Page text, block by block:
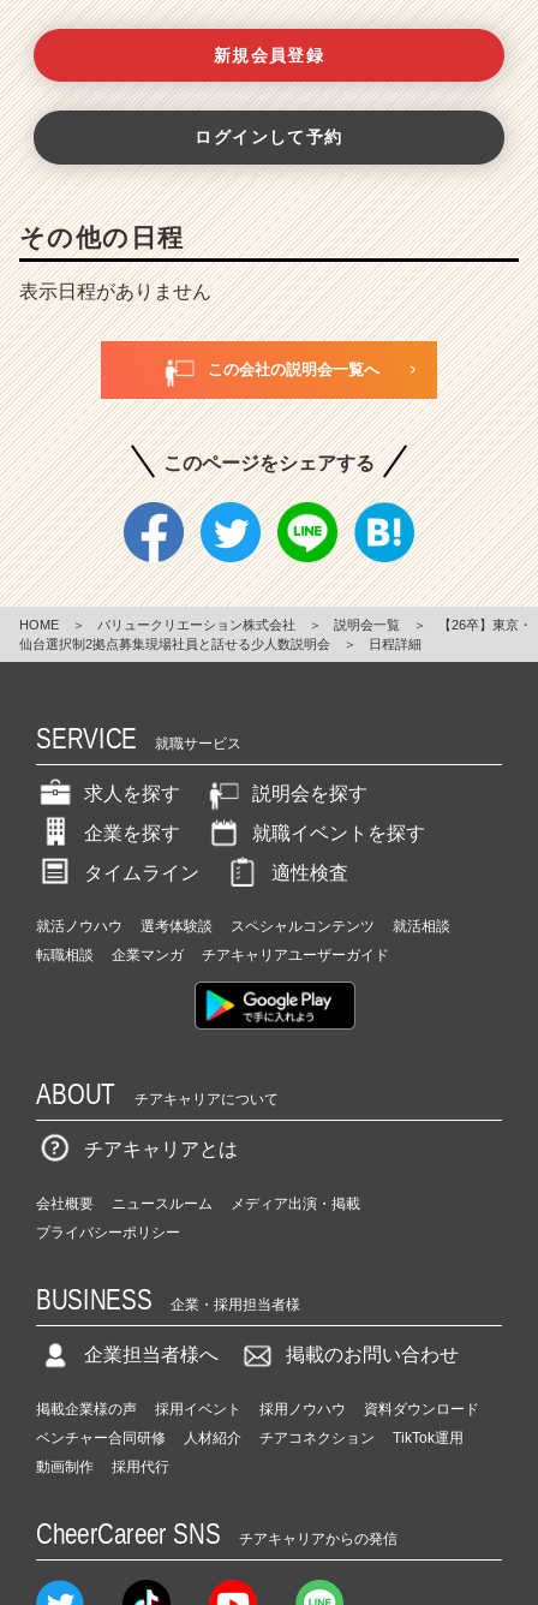
新規会員登録
ログインして予約
その他の日程
表示日程がありません
この会社の説明会一覧へ
このページをシェアする
HOME ＞ バリュークリエーション株式会社 ＞ 説明会一覧 ＞
【26卒】東京・
仙台選択制2拠点募集現場社員と話せる少人数説明会
＞ 日程詳細
SERVICE 就職サービス
求人を探す
説明会を探す
企業を探す
就職イベントを探す
タイムライン
適性検査
就活ノウハウ 選考体験談 スペシャルコンテンツ
就活相談
転職相談
企業マンガ チアキャリアユーザーガイド
ABOUT チアキャリアについて
チアキャリアとは
会社概要 ニュースルーム
メディア出演・掲載
プライバシーポリシー
BUSINESS 企業・採用担当者様
企業担当者様へ 掲載のお問い合わせ
掲載企業様の声 採用イベント 採用ノウハウ
資料ダウンロード
ベンチャー合同研修
人材紹介 チアコネクション
TikTok運用
動画制作
採用代行
CheerCareer SNS チアキャリアからの発信